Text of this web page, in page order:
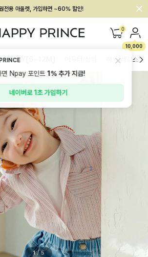
전용 아울렛, 가입하면 ~60% 할인!
멤버십 최대 28,000원 혜택 0
10,000
BABY[6~12M] 하의/레깅스
1 / 5
면 Npay 포인트1%추가 지급!
네이버로 1초 가입하기